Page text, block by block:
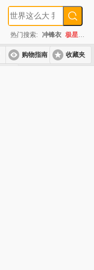
热门搜索: 冲锋衣 极星
购物指南 收藏夹